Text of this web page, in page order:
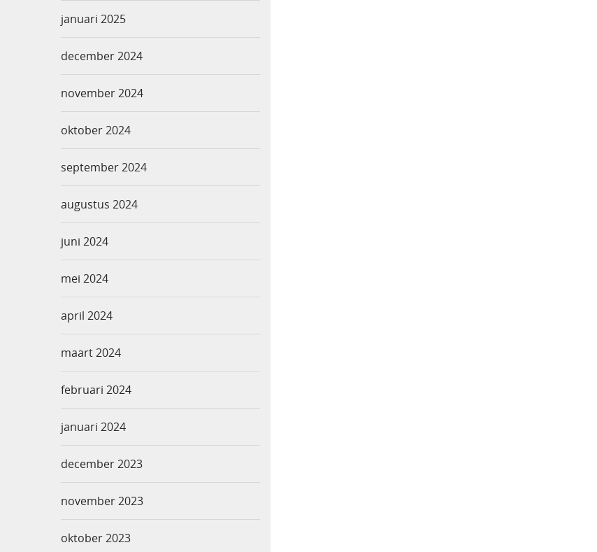
januari 2025
december 2024
november 2024
oktober 2024
september 2024
augustus 2024
juni 2024
mei 2024
april 2024
maart 2024
februari 2024
januari 2024
december 2023
november 2023
oktober 2023